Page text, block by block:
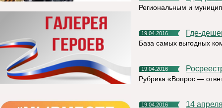
Региональным и
19.04.2016 Где-
База самых выгодных
19.04.2016
Рубрика «Вопрос —
19.04.2016
14 апреля 2016 года на базе МАДОУ «Детский сад №10